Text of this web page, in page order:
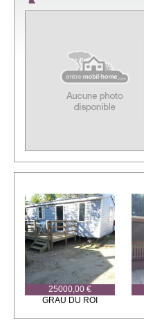
25000,00 €
GRAU DU ROI